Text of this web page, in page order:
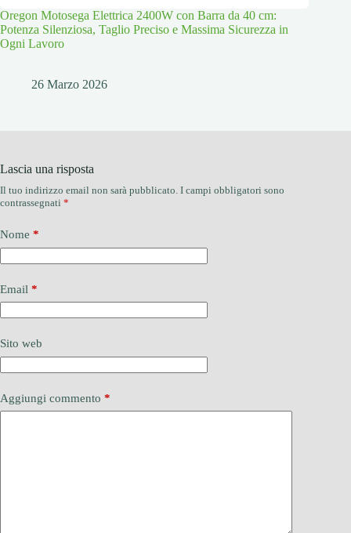
Oregon Motosega Elettrica 2400W con Barra da 40 cm:
Potenza Silenziosa, Taglio Preciso e Massima Sicurezza in
Ogni Lavoro
26 Marzo 2026
Lascia una risposta
Il tuo indirizzo email non sarà pubblicato. I campi obbligatori sono
contrassegnati *
Nome *
Email *
Sito web
Aggiungi commento *